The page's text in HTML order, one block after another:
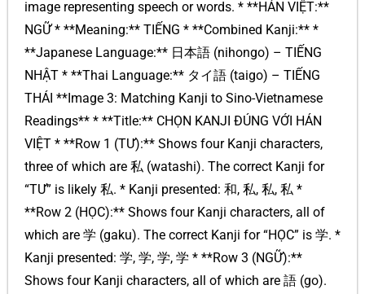
image representing speech or words. * **HÁN VIỆT:**
NGỮ * **Meaning:** TIẾNG * **Combined Kanji:** *
**Japanese Language:** 日本語 (nihongo) – TIẾNG
NHẬT * **Thai Language:** タイ語 (taigo) – TIẾNG
THÁI **Image 3: Matching Kanji to Sino-Vietnamese
Readings** * **Title:** CHỌN KANJI ĐÚNG VỚI HÁN
VIỆT * **Row 1 (TƯ):** Shows four Kanji characters,
three of which are 私 (watashi). The correct Kanji for
“TƯ” is likely 私. * Kanji presented: 和, 私, 私, 私 *
**Row 2 (HỌC):** Shows four Kanji characters, all of
which are 学 (gaku). The correct Kanji for “HỌC” is 学. *
Kanji presented: 学, 学, 学, 学 * **Row 3 (NGỮ):**
Shows four Kanji characters, all of which are 語 (go).